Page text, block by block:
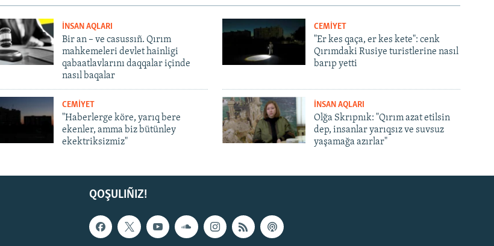
İNSAN AQLARI
Bir an – ve casussıñ. Qırım
mahkemeleri devlet hainligi
qabaatlavlarını daqqalar içinde
nasıl baqalar
CEMİYET
"Er kes qaça, er kes kete": cenk
Qırımdaki Rusiye turistlerine nasıl
barıp yetti
CEMİYET
"Haberlerge köre, yarıq bere
ekenler, amma biz bütünley
ekektriksizmiz"
İNSAN AQLARI
Olğa Skrıpnık: "Qırım azat etilsin
dep, insanlar yarıqsız ve suvsuz
yaşamağa azırlar"
QOŞULIÑIZ!